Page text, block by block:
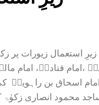
،امام قتادہؒ، امام
اسحاق بن راہویہؒ
محمود انصاری زکوٰۃ